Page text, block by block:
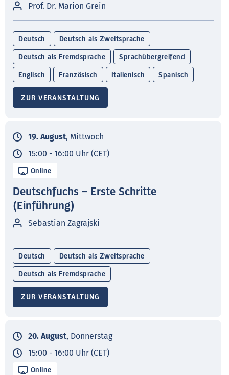
Prof. Dr. Marion Grein
Deutsch Deutsch als Zweitsprache
Deutsch als Fremdsprache Sprachübergreifend
Englisch Französisch Italienisch Spanisch
ZUR VERANSTALTUNG
19. August, Mittwoch
15:00 - 16:00 Uhr (CET)
Online
Deutschfuchs – Erste Schritte
(Einführung)
Sebastian Zagrajski
Deutsch Deutsch als Zweitsprache
Deutsch als Fremdsprache
ZUR VERANSTALTUNG
20. August, Donnerstag
15:00 - 16:00 Uhr (CET)
Online